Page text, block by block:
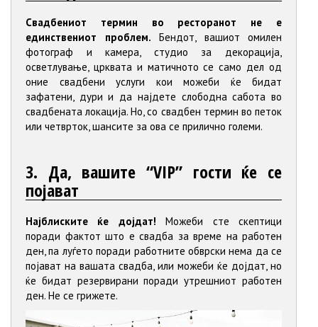
Свадбениот термин во ресторанот не е
единствениот проблем. Бендот, вашиот омилен
фотограф и камера, студио за декорација,
осветлување, црквата и матичното се само дел од
оние свадбени услуги кои можеби ќе бидат
зафатени, дури и да најдете слободна сабота во
свадбената локација. Но, со свадбен термин во петок
или четврток, шансите за ова се прилично големи.
3. Да, вашите “VIP” гости ќе се
појават
Најблиските ќе дојдат! Можеби сте скептици
поради фактот што е свадба за време на работен
ден, па луѓето поради работните обврски нема да се
појават на вашата свадба, или можеби ќе дојдат, но
ќе бидат резервирани поради утрешниот работен
ден. Не се грижете.